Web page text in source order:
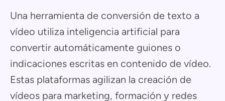
Una herramienta de conversión de texto a
vídeo utiliza inteligencia artificial para
convertir automáticamente guiones o
indicaciones escritas en contenido de vídeo.
Estas plataformas agilizan la creación de
vídeos para marketing, formación y redes